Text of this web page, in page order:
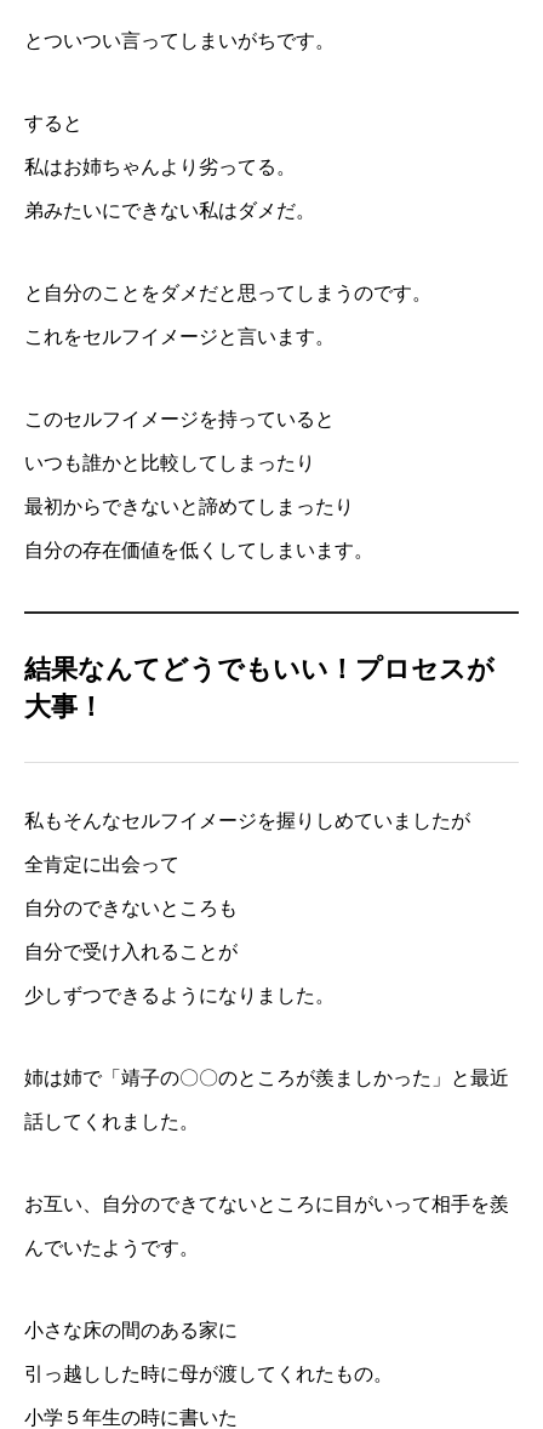
とついつい言ってしまいがちです。
すると
私はお姉ちゃんより劣ってる。
弟みたいにできない私はダメだ。
と自分のことをダメだと思ってしまうのです。
これをセルフイメージと言います。
このセルフイメージを持っていると
いつも誰かと比較してしまったり
最初からできないと諦めてしまったり
自分の存在価値を低くしてしまいます。
結果なんてどうでもいい！プロセスが
大事！
私もそんなセルフイメージを握りしめていましたが
全肯定に出会って
自分のできないところも
自分で受け入れることが
少しずつできるようになりました。
姉は姉で「靖子の〇〇のところが羨ましかった」と最近
話してくれました。
お互い、自分のできてないところに目がいって相手を羨
んでいたようです。
小さな床の間のある家に
引っ越しした時に母が渡してくれたもの。
小学５年生の時に書いた